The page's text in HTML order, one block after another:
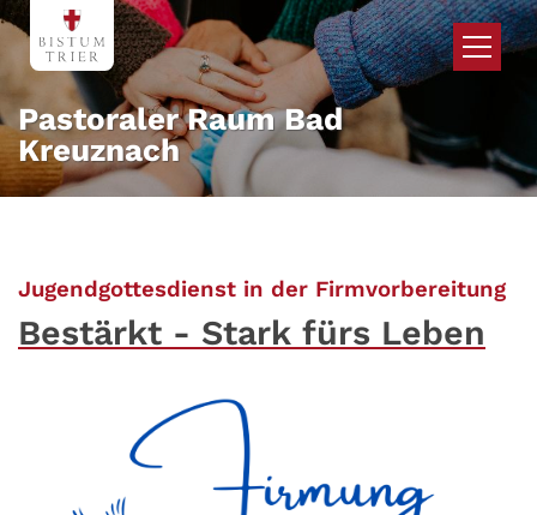
Zum Inhalt springen
Pastoraler Raum Bad
Kreuznach
Jugendgottesdienst in der Firmvorbereitung:
Bestärkt - Stark fürs Leben